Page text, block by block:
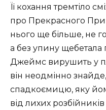
Її кохання тремтіло
про Прекрасного
нього ще більше, не
а без упину
Джеймс вирушить у
він неодмінно
спадкоємицю, яку
від лихих